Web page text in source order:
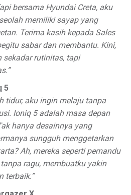
bersama Hyundai Creta, aku
memiliki sayap yang
Terima kasih kepada Sales
sabar dan membantu. Kini,
sekadar rutinitas, tapi
5
tidur, aku ingin melaju tanpa
Ioniq 5 adalah masa depan
hanya desainnya yang
sungguh menggetarkan
Ah, mereka seperti pemandu
ragu, membuatku yakin
terbaik.”